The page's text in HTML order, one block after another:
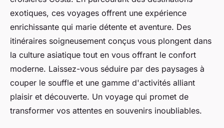
exotiques, ces voyages offrent une expérience
enrichissante qui marie détente et aventure. Des
itinéraires soigneusement conçus vous plongent dans
la culture asiatique tout en vous offrant le confort
moderne. Laissez-vous séduire par des paysages à
couper le souffle et une gamme d'activités alliant
plaisir et découverte. Un voyage qui promet de
transformer vos attentes en souvenirs inoubliables.